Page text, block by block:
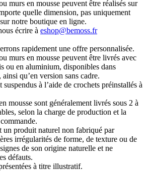
murs en mousse peuvent être réalisés sur
quelle dimension, pas uniquement
notre boutique en ligne.
écrire à eshop@bemoss.fr
rapidement une offre personnalisée.
murs en mousse peuvent être livrés avec
ou en aluminium, disponibles dans
qu’en version sans cadre.
à l’aide de crochets préinstallés à
mousse sont généralement livrés sous 2 à
selon la charge de production et la
un produit naturel non fabriqué par
irrégularités de forme, de texture ou de
de son origine naturelle et ne
défauts.
à titre illustratif.